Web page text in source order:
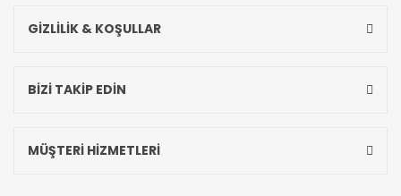
GİZLİLİK & KOŞULLAR
BİZİ TAKİP EDİN
MÜŞTERİ HİZMETLERİ